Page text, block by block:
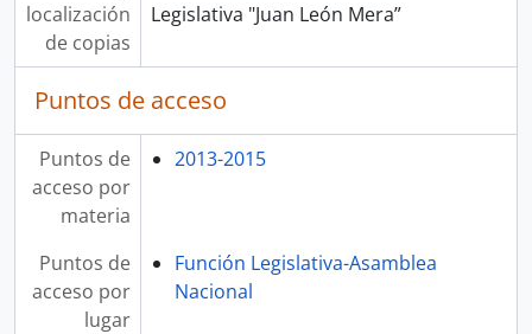
localización
de copias
Legislativa "Juan León Mera”
Puntos de acceso
Puntos de
acceso por
materia
2013-2015
Puntos de
acceso por
lugar
Función Legislativa-Asamblea
Nacional